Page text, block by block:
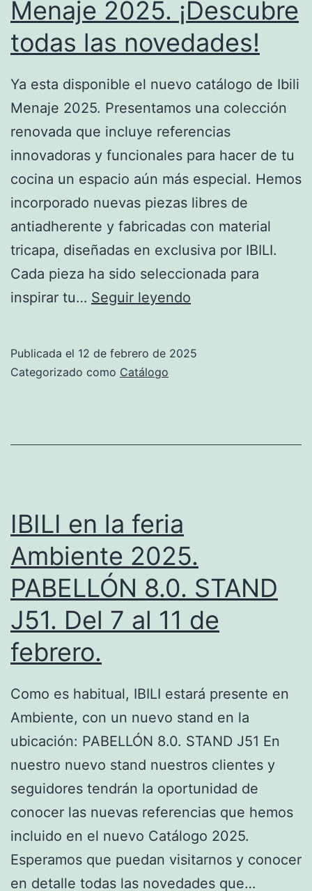
Menaje 2025. ¡Descubre
todas las novedades!
Ya esta disponible el nuevo catálogo de Ibili
Menaje 2025. Presentamos una colección
renovada que incluye referencias
innovadoras y funcionales para hacer de tu
cocina un espacio aún más especial. Hemos
incorporado nuevas piezas libres de
antiadherente y fabricadas con material
tricapa, diseñadas en exclusiva por IBILI.
Cada pieza ha sido seleccionada para
inspirar tu… Seguir leyendo
Publicada el 12 de febrero de 2025
Categorizado como Catálogo
IBILI en la feria
Ambiente 2025.
PABELLÓN 8.0. STAND
J51. Del 7 al 11 de
febrero.
Como es habitual, IBILI estará presente en
Ambiente, con un nuevo stand en la
ubicación: PABELLÓN 8.0. STAND J51 En
nuestro nuevo stand nuestros clientes y
seguidores tendrán la oportunidad de
conocer las nuevas referencias que hemos
incluido en el nuevo Catálogo 2025.
Esperamos que puedan visitarnos y conocer
en detalle todas las novedades que…